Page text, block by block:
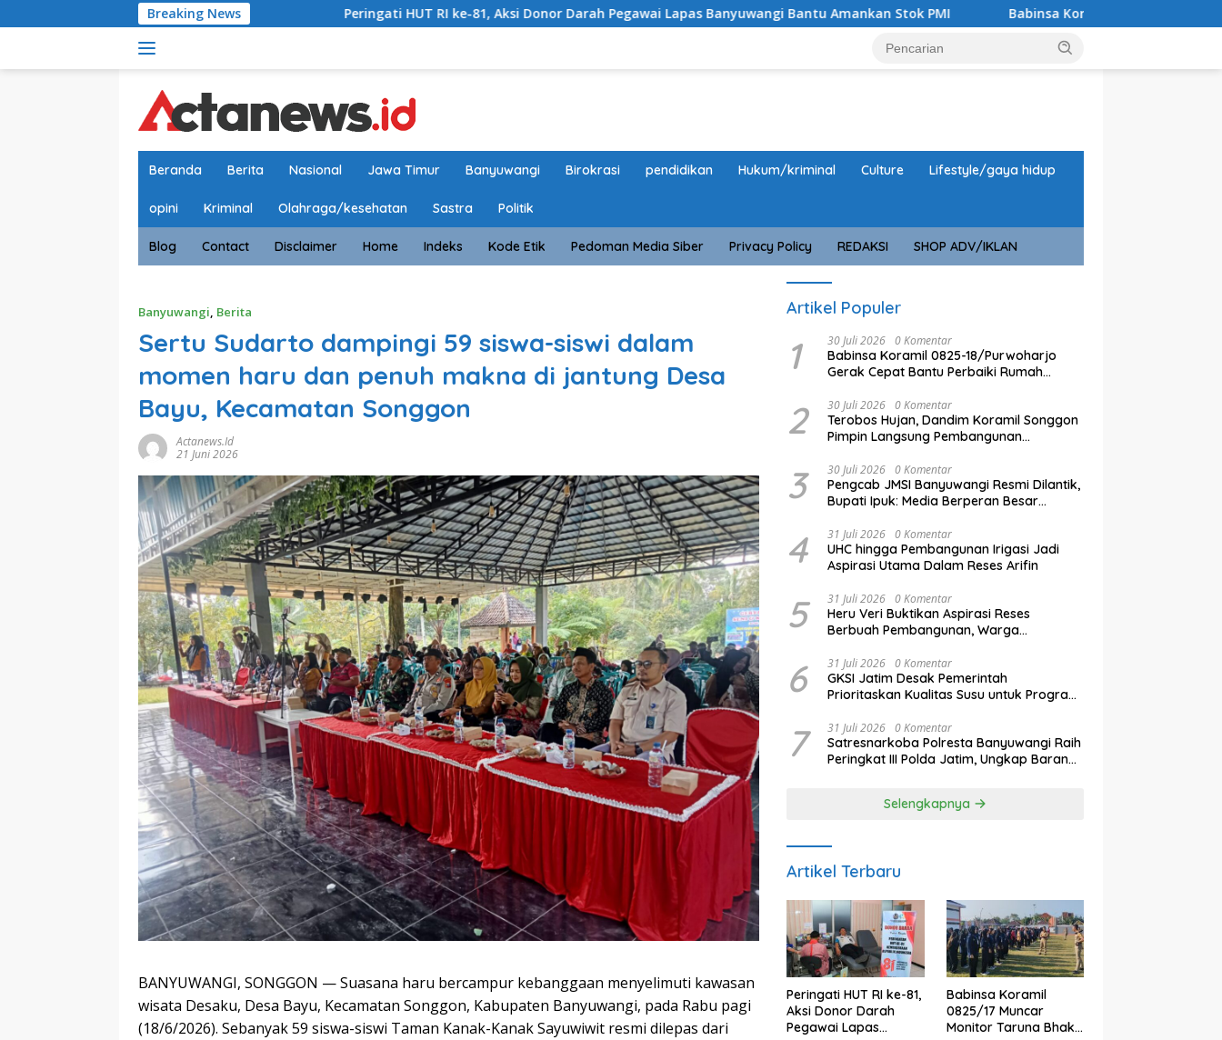
ke
Breaking NewsPeringati HUT RI ke-81, Aksi Donor Darah Pegawai Lapas Banyuwangi Bantu Amankan Stok PMI Babinsa Koramil 0825/17 Muncar Monitor
Beranda Berita Nasional Jawa Timur Banyuwangi Birokrasi pendidikan Hukum/kriminal Culture Lifestyle/gaya hidup
opini Kriminal Olahraga/kesehatan Sastra Politik
Blog Contact Disclaimer Home Indeks Kode Etik Pedoman Media Siber Privacy Policy REDAKSI SHOP ADV/IKLAN
Banyuwangi, Berita
Sertu Sudarto dampingi 59 siswa-siswi dalam
momen haru dan penuh makna di jantung Desa
Bayu, Kecamatan Songgon
Actanews.id
21 Juni 2026
BANYUWANGI, SONGGON — Suasana haru bercampur kebanggaan menyelimuti kawasan
wisata Desaku, Desa Bayu, Kecamatan Songgon, Kabupaten Banyuwangi, pada Rabu pagi
(18/6/2026). Sebanyak 59 siswa-siswi Taman Kanak-Kanak Sayuwiwit resmi dilepas dari
Artikel Populer
1 30 Juli 2026 0 Komentar
Babinsa Koramil 0825-18/Purwoharjo
Gerak Cepat Bantu Perbaiki Rumah
2 30 Juli 2026 0 Komentar
Terobos Hujan, Dandim Koramil Songgon
Pimpin Langsung Pembangunan
Persen
3 30 Juli 2026 0 Komentar
Pengcab JMSI Banyuwangi Resmi Dilantik,
Bupati Ipuk: Media Berperan Besar
4 31 Juli 2026 0 Komentar
UHC hingga Pembangunan Irigasi Jadi
Aspirasi Utama Dalam Reses Arifin
5 31 Juli 2026 0 Komentar
Heru Veri Buktikan Aspirasi Reses
Berbuah Pembangunan, Warga
6 31 Juli 2026 0 Komentar
GKSI Jatim Desak Pemerintah
Prioritaskan Kualitas Susu untuk Program
7 31 Juli 2026 0 Komentar
Satresnarkoba Polresta Banyuwangi Raih
Peringkat III Polda Jatim, Ungkap Barang
Selengkapnya
Artikel Terbaru
Peringati HUT RI ke-81,
Aksi Donor Darah
Pegawai Lapas
Babinsa Koramil
0825/17 Muncar
Monitor Taruna Bhakti